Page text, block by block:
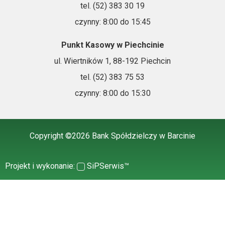
tel. (52) 383 30 19
czynny: 8:00 do 15:45
Punkt Kasowy w Piechcinie
ul. Wiertników 1, 88-192 Piechcin
tel. (52) 383 75 53
czynny: 8:00 do 15:30
Copyright ©2026 Bank Spółdzielczy w Barcinie
Projekt i wykonanie: SiPSerwis™